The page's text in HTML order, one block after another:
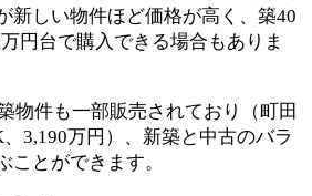
新しい物件ほど価格が高く、築40
円台で購入できる場合もありま
物件も一部販売されており（町田
3,190万円）、新築と中古のバラ
ことができます。